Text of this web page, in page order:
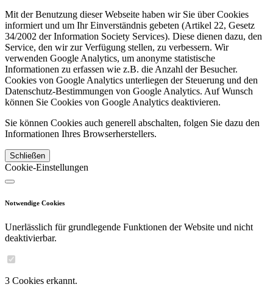
Mit der Benutzung dieser Webseite haben wir Sie über Cookies
informiert und um Ihr Einverständnis gebeten (Artikel 22, Gesetz
34/2002 der Information Society Services). Diese dienen dazu, den
Service, den wir zur Verfügung stellen, zu verbessern. Wir
verwenden Google Analytics, um anonyme statistische
Informationen zu erfassen wie z.B. die Anzahl der Besucher.
Cookies von Google Analytics unterliegen der Steuerung und den
Datenschutz-Bestimmungen von Google Analytics. Auf Wunsch
können Sie Cookies von Google Analytics deaktivieren.
Sie können Cookies auch generell abschalten, folgen Sie dazu den
Informationen Ihres Browserherstellers.
Schließen
Cookie-Einstellungen
Notwendige Cookies
Unerlässlich für grundlegende Funktionen der Website und nicht
deaktivierbar.
3 Cookies erkannt.